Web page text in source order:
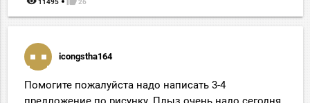
11495 26
icongstha164
Помогите пожалуйста надо написать 3-4